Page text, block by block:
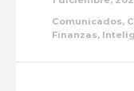
Comunicados,
Finanzas,